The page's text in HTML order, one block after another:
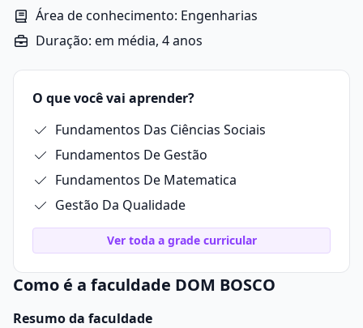
certo, na quantidade correta, no tempo adequado e
com o menor custo possível.
Área de conhecimento: Engenharias
Duração: em média, 4 anos
O que você vai aprender?
Fundamentos Das Ciências Sociais
Fundamentos De Gestão
Fundamentos De Matematica
Gestão Da Qualidade
Ver toda a grade curricular
Como é a faculdade DOM BOSCO
Resumo da faculdade